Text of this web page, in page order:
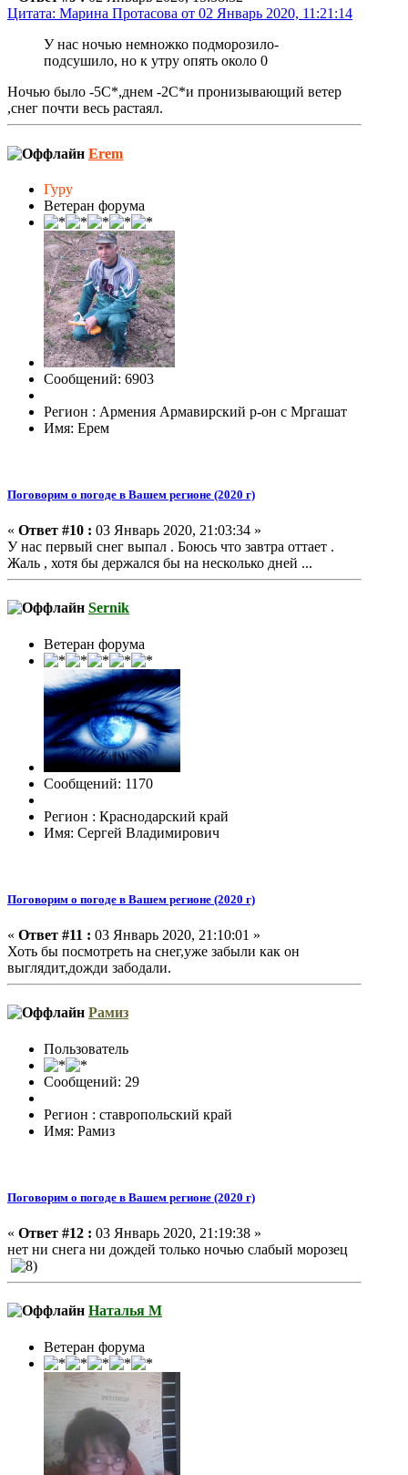
Цитата: Марина Протасова от 02 Январь 2020, 11:21:14
У нас ночью немножко подморозило-
подсушило, но к утру опять около 0
Ночью было -5С*,днем -2С*и пронизывающий ветер
,снег почти весь растаял.
Erem
Гуру
Ветеран форума
Сообщений: 6903
Регион : Армения Армавирский р-он с Мргашат
Имя: Ерем
Поговорим о погоде в Вашем регионе (2020 г)
« Ответ #10 : 03 Январь 2020, 21:03:34 »
У нас первый снег выпал . Боюсь что завтра оттает .
Жаль , хотя бы держался бы на несколько дней ...
Sernik
Ветеран форума
Сообщений: 1170
Регион : Краснодарский край
Имя: Сергей Владимирович
Поговорим о погоде в Вашем регионе (2020 г)
« Ответ #11 : 03 Январь 2020, 21:10:01 »
Хоть бы посмотреть на снег,уже забыли как он
выглядит,дожди забодали.
Рамиз
Пользователь
Сообщений: 29
Регион : ставропольский край
Имя: Рамиз
Поговорим о погоде в Вашем регионе (2020 г)
« Ответ #12 : 03 Январь 2020, 21:19:38 »
нет ни снега ни дождей только ночью слабый морозец
Наталья М
Ветеран форума